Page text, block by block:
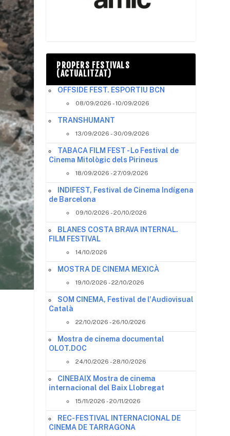
PROPERS FESTIVALS
(ACTUALITZAT)
OFFSIDE FEST. ESPORTIU BCN
08/09/2026 - 10/09/2026
TRANSHUMANT
13/09/2026 - 30/09/2026
TABACA FILM FEST - Lo Festival de
Cinema Mitològic dels Pirineus
18/09/2026 - 27/09/2026
INDIFEST, Festival de Cinema Indígena
de Barcelona
09/10/2026 - 20/10/2026
BLANES COSTA BRAVA INTERNAL.
FILM FESTIVAL
14/10/2026
MOSTRA DE CINEMA MEXICÀ
19/10/2026 - 22/10/2026
SOM CINEMA, Festival de l'Audiovisual
Català
22/10/2026 - 26/10/2026
Mostra de cinema documental
OLOT.DOC
24/10/2026 - 28/10/2026
CINEBAIX Mostra de cinema
internacional del Baix Llobregat
15/11/2026 - 20/11/2026
REC- FESTIVAL INTERNACIONAL DE
CINEMA DE TARRAGONA